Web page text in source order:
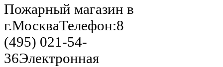
Пожарный магазин в
г.МоскваТелефон:8
(495) 021-54-
36Электронная